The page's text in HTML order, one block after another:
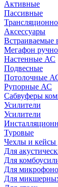
Активные
Пассивные
Аксессуары
Встраиваемые
Мегафон
Настенные АС
Подвесные
Потолочные
Рупорные АС
Сабвуферы
Усилители
Усилители
Туровые
Чехлы и кейсы
Для
Для
Для
Для